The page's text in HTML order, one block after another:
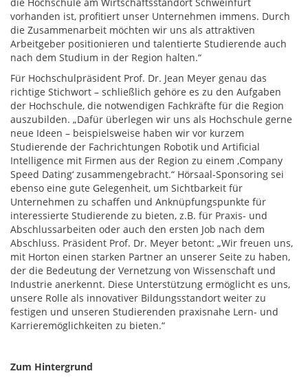
vorhanden ist, profitiert unser Unternehmen immens. Durch
die Zusammenarbeit möchten wir uns als attraktiven
Arbeitgeber positionieren und talentierte Studierende auch
nach dem Studium in der Region halten.“
Für Hochschulpräsident Prof. Dr. Jean Meyer genau das
richtige Stichwort – schließlich gehöre es zu den Aufgaben
der Hochschule, die notwendigen Fachkräfte für die Region
auszubilden. „Dafür überlegen wir uns als Hochschule gerne
neue Ideen – beispielsweise haben wir vor kurzem
Studierende der Fachrichtungen Robotik und Artificial
Intelligence mit Firmen aus der Region zu einem ,Company
Speed Dating‘ zusammengebracht.“ Hörsaal-Sponsoring sei
ebenso eine gute Gelegenheit, um Sichtbarkeit für
Unternehmen zu schaffen und Anknüpfungspunkte für
interessierte Studierende zu bieten, z.B. für Praxis- und
Abschlussarbeiten oder auch den ersten Job nach dem
Abschluss. Präsident Prof. Dr. Meyer betont: „Wir freuen uns,
mit Horton einen starken Partner an unserer Seite zu haben,
der die Bedeutung der Vernetzung von Wissenschaft und
Industrie anerkennt. Diese Unterstützung ermöglicht es uns,
unsere Rolle als innovativer Bildungsstandort weiter zu
festigen und unseren Studierenden praxisnahe Lern- und
Karrieremöglichkeiten zu bieten.“
Zum Hintergrund